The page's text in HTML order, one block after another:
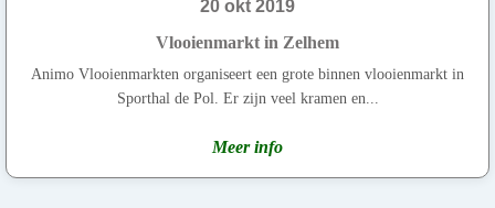
20 okt 2019
Vlooienmarkt in Zelhem
Animo Vlooienmarkten organiseert een grote binnen vlooienmarkt in
Sporthal de Pol. Er zijn veel kramen en...
Meer info